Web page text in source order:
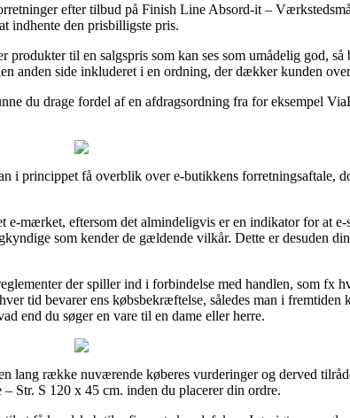
efter tilbud på Finish Line Absord-it –
indhente den prisbilligste pris.
til en salgspris som kan ses som umådelig god,
anden side inkluderet i en ordning, der dækker kunden
du drage fordel af en afdragsordning fra for eksempel
i princippet få overblik over e-butikkens forretningsaftale,
mærket, eftersom det almindeligvis er en indikator for at e-
som kender de gældende vilkår. Dette er desuden
der spiller ind i forbindelse med handlen, som fx
tid bevarer ens købsbekræftelse, således man i fremtiden
end du søger en vare til en dame eller herre.
lang række nuværende køberes vurderinger og derved
Str. S 120 x 45 cm. inden du placerer din ordre.